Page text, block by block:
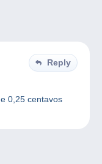
Reply
0,25 centavos